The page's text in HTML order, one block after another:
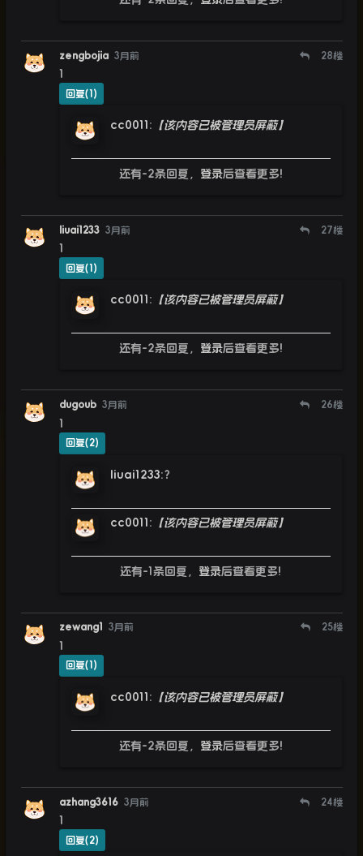
zengbojia 3月前 28楼
1
回复(1)
cc0011 : 【该内容已被管理员屏蔽】
还有-2条回复， 登录后查看更多!
liuai1233 3月前 27楼
1
回复(1)
cc0011 : 【该内容已被管理员屏蔽】
还有-2条回复， 登录后查看更多!
dugoub 3月前 26楼
1
回复(2)
liuai1233:？
cc0011 : 【该内容已被管理员屏蔽】
还有-1条回复， 登录后查看更多!
zewang1 3月前 25楼
1
回复(1)
cc0011 : 【该内容已被管理员屏蔽】
还有-2条回复， 登录后查看更多!
azhang3616 3月前 24楼
1
回复(2)